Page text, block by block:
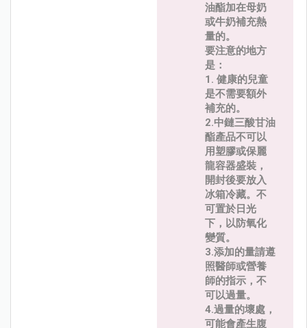
油酯加在母奶
或牛奶補充熱
量的。
要注意的地方
是：
1. 健康的兒童
是不需要額外
補充的。
2.中鏈三酸甘油
酯產品不可以
用塑膠或保麗
龍容器盛裝，
開封後要放入
冰箱冷藏。不
可置於日光
下，以防氧化
變質。
3.添加的量請遵
照醫師或營養
師的指示，不
可以過量。
4.過量的壞處，
可能會產生腹